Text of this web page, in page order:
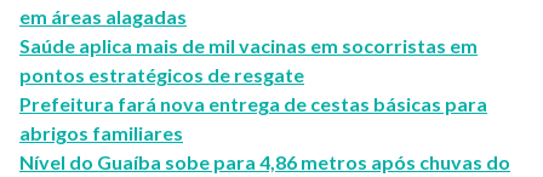
em áreas alagadas
Saúde aplica mais de mil vacinas em socorristas em
pontos estratégicos de resgate
Prefeitura fará nova entrega de cestas básicas para
abrigos familiares
Nível do Guaíba sobe para 4,86 metros após chuvas do